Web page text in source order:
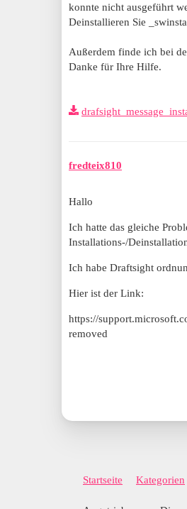
konnte nicht ausgeführt
Deinstallieren Sie
Außerdem finde ich bei
Danke für Ihre Hilfe.
fredteix810
Hallo
Ich hatte das gleiche
Installations-/
Ich habe Draftsight
Hier ist der Link:
https://
removed
Startseite Kategorien